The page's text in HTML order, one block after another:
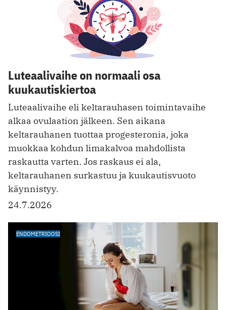
Luteaalivaihe on normaali osa
kuukautiskiertoa
Luteaalivaihe eli keltarauhasen toimintavaihe
alkaa ovulaation jälkeen. Sen aikana
keltarauhanen tuottaa progesteronia, joka
muokkaa kohdun limakalvoa mahdollista
raskautta varten. Jos raskaus ei ala,
keltarauhanen surkastuu ja kuukautisvuoto
käynnistyy.
24.7.2026
ENDOMETRIOOSI